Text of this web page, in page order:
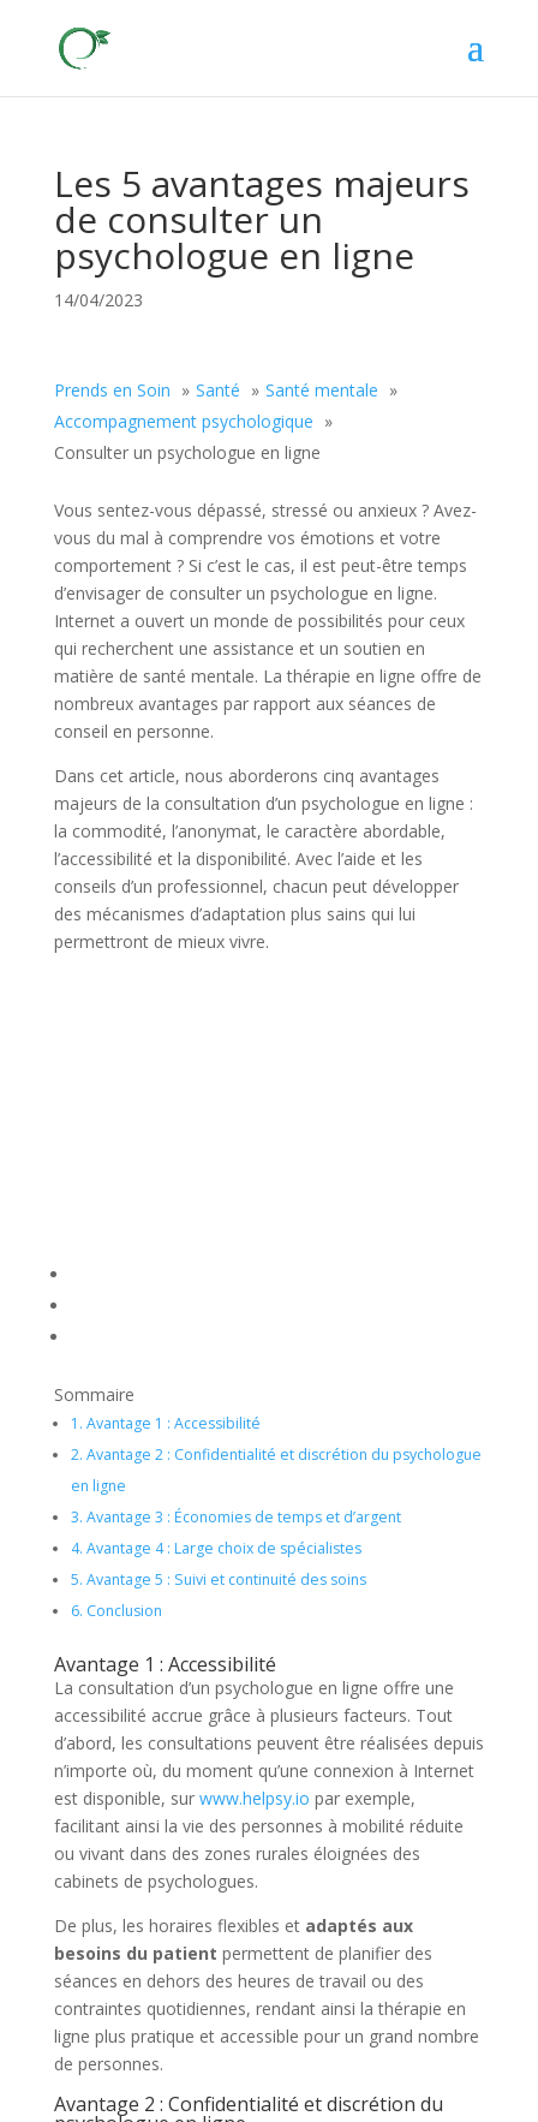
Les 5 avantages majeurs
de consulter un
psychologue en ligne
14/04/2023
Prends en Soin Santé
Santé mentale
Accompagnement psychologique
Consulter un psychologue en ligne
Vous sentez-vous dépassé, stressé ou anxieux ? Avez-
vous du mal à comprendre vos émotions et votre
comportement ? Si c’est le cas, il est peut-être temps
d’envisager de consulter un psychologue en ligne.
Internet a ouvert un monde de possibilités pour ceux
qui recherchent une assistance et un soutien en
matière de santé mentale. La thérapie en ligne offre de
nombreux avantages par rapport aux séances de
conseil en personne.
Dans cet article, nous aborderons cinq avantages
majeurs de la consultation d’un psychologue en ligne :
la commodité, l’anonymat, le caractère abordable,
l’accessibilité et la disponibilité. Avec l’aide et les
conseils d’un professionnel, chacun peut développer
des mécanismes d’adaptation plus sains qui lui
permettront de mieux vivre.
Sommaire
1. Avantage 1 : Accessibilité
2. Avantage 2 : Confidentialité et discrétion du psychologue
en ligne
3. Avantage 3 : Économies de temps et d’argent
4. Avantage 4 : Large choix de spécialistes
5. Avantage 5 : Suivi et continuité des soins
6. Conclusion
Avantage 1 : Accessibilité
La consultation d’un psychologue en ligne offre une
accessibilité accrue grâce à plusieurs facteurs. Tout
d’abord, les consultations peuvent être réalisées depuis
n’importe où, du moment qu’une connexion à Internet
est disponible, sur www.helpsy.io par exemple,
facilitant ainsi la vie des personnes à mobilité réduite
ou vivant dans des zones rurales éloignées des
cabinets de psychologues.
De plus, les horaires flexibles et adaptés aux
besoins du patient permettent de planifier des
séances en dehors des heures de travail ou des
contraintes quotidiennes, rendant ainsi la thérapie en
ligne plus pratique et accessible pour un grand nombre
de personnes.
Avantage 2 : Confidentialité et discrétion du